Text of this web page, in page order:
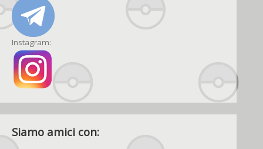
Instagram:
Siamo amici con: